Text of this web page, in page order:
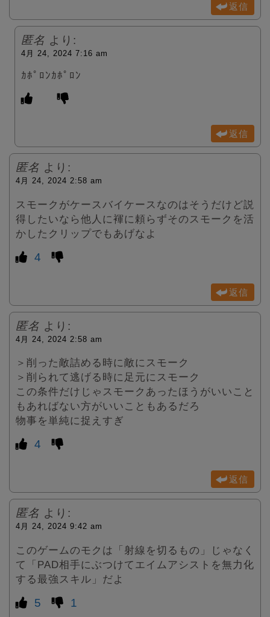
返信
匿名 より:
4月 24, 2024 7:16 am
ｶﾎﾟﾛﾝｶﾎﾟﾛﾝ
返信
匿名 より:
4月 24, 2024 2:58 am
スモークがケースバイケースなのはそうだけど説
得したいなら他人に褌に頼らずそのスモークを活
かしたクリップでもあげなよ
4
返信
匿名 より:
4月 24, 2024 2:58 am
＞削った敵詰める時に敵にスモーク
＞削られて逃げる時に足元にスモーク
この条件だけじゃスモークあったほうがいいこと
もあればない方がいいこともあるだろ
物事を単純に捉えすぎ
4
返信
匿名 より:
4月 24, 2024 9:42 am
このゲームのモクは「射線を切るもの」じゃなく
て「PAD相手にぶつけてエイムアシストを無力化
する最強スキル」だよ
5 1